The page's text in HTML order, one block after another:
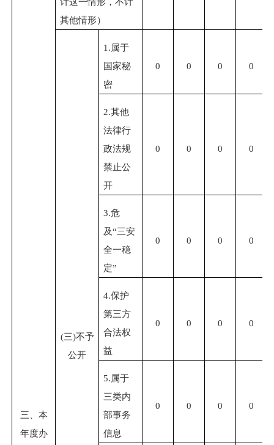
三、本
年度办
其他情形）
(三)不予
公开
1.属于
国家秘
密
0 0 0 0
2.其他
法律行
政法规
禁止公
开
0 0 0 0
3.危
及“三安
全一稳
定”
0 0 0 0
4.保护
第三方
合法权
益
0 0 0 0
5.属于
三类内
部事务
信息
0 0 0 0